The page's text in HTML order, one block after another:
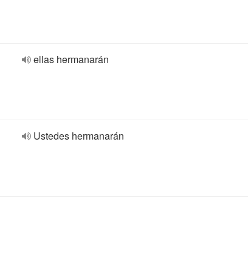
ellas hermanarán
Ustedes hermanarán